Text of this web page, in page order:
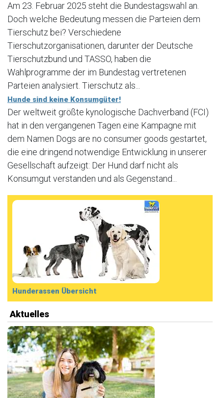
Am 23. Februar 2025 steht die Bundestagswahl an.
Doch welche Bedeutung messen die Parteien dem
Tierschutz bei? Verschiedene
Tierschutzorganisationen, darunter der Deutsche
Tierschutzbund und TASSO, haben die
Wahlprogramme der im Bundestag vertretenen
Parteien analysiert. Tierschutz als...
Hunde sind keine Konsumgüter!
Der weltweit größte kynologische Dachverband (FCI)
hat in den vergangenen Tagen eine Kampagne mit
dem Namen Dogs are no consumer goods gestartet,
die eine dringend notwendige Entwicklung in unserer
Gesellschaft aufzeigt: Der Hund darf nicht als
Konsumgut verstanden und als Gegenstand...
Hunderassen Übersicht
Aktuelles